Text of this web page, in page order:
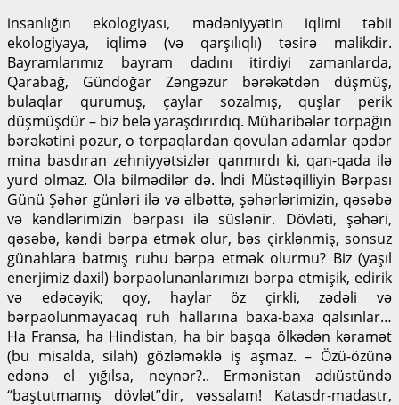
insanlığın ekologiyası, mədəniyyətin iqlimi təbii
ekologiyaya, iqlimə (və qarşılıqlı) təsirə malikdir.
Bayramlarımız bayram dadını itirdiyi zamanlarda,
Qarabağ, Gündoğar Zəngəzur bərəkətdən düşmüş,
bulaqlar qurumuş, çaylar sozalmış, quşlar perik
düşmüşdür – biz belə yaraşdırırdıq. Müharibələr torpağın
bərəkətini pozur, o torpaqlardan qovulan adamlar qədər
mina basdıran zehniyyətsizlər qanmırdı ki, qan-qada ilə
yurd olmaz. Ola bilmədilər də. İndi Müstəqilliyin Bərpası
Günü Şəhər günləri ilə və əlbəttə, şəhərlərimizin, qəsəbə
və kəndlərimizin bərpası ilə süslənir. Dövləti, şəhəri,
qəsəbə, kəndi bərpa etmək olur, bəs çirklənmiş, sonsuz
günahlara batmış ruhu bərpa etmək olurmu? Biz (yaşıl
enerjimiz daxil) bərpaolunanlarımızı bərpa etmişik, edirik
və edəcəyik; qoy, haylar öz çirkli, zədəli və
bərpaolunmayacaq ruh hallarına baxa-baxa qalsınlar…
Ha Fransa, ha Hindistan, ha bir başqa ölkədən kəramət
(bu misalda, silah) gözləməklə iş aşmaz. – Özü-özünə
edənə el yığılsa, neynər?.. Ermənistan adıüstündə
“baştutmamış dövlət”dir, vəssalam! Katasdr-madastr,